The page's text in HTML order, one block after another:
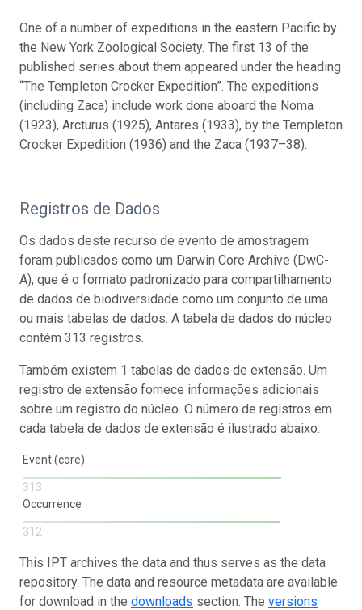
One of a number of expeditions in the eastern Pacific by
the New York Zoological Society. The first 13 of the
published series about them appeared under the heading
“The Templeton Crocker Expedition”. The expeditions
(including Zaca) include work done aboard the Noma
(1923), Arcturus (1925), Antares (1933), by the Templeton
Crocker Expedition (1936) and the Zaca (1937–38).
Registros de Dados
Os dados deste recurso de evento de amostragem
foram publicados como um Darwin Core Archive (DwC-
A), que é o formato padronizado para compartilhamento
de dados de biodiversidade como um conjunto de uma
ou mais tabelas de dados. A tabela de dados do núcleo
contém 313 registros.
Também existem 1 tabelas de dados de extensão. Um
registro de extensão fornece informações adicionais
sobre um registro do núcleo. O número de registros em
cada tabela de dados de extensão é ilustrado abaixo.
Event (core)
313
Occurrence
312
This IPT archives the data and thus serves as the data
repository. The data and resource metadata are available
for download in the downloads section. The versions